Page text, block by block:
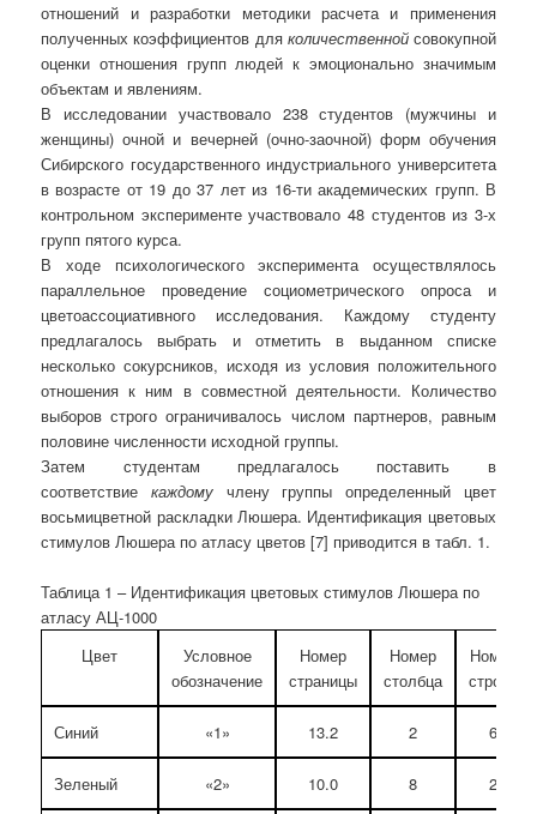
отношений и разработки методики расчета и применения
полученных коэффициентов для количественнойсовокупной
оценки отношения групп людей к эмоционально значимым
объектам и явлениям.
В исследовании участвовало 238 студентов (мужчины и
женщины) очной и вечерней (очно-заочной) форм обучения
Сибирского государственного индустриального университета
в возрасте от 19 до 37 лет из 16-ти академических групп. В
контрольном эксперименте участвовало 48 студентов из 3-х
групп пятого курса.
В ходе психологического эксперимента осуществлялось
параллельное проведение социометрического опроса и
цветоассоциативного исследования. Каждому студенту
предлагалось выбрать и отметить в выданном списке
несколько сокурсников, исходя из условия положительного
отношения к ним в совместной деятельности. Количество
выборов строго ограничивалось числом партнеров, равным
половине численности исходной группы.
Затем студентам предлагалось поставить в
соответствие каждомучлену группы определенный цвет
восьмицветной раскладки Люшера. Идентификация цветовых
стимулов Люшера по атласу цветов [7] приводится в табл. 1.
Таблица 1 – Идентификация цветовых стимулов Люшера по
атласу АЦ-1000
Цвет
Условное
обозначение
Номер
страницы
Номер
столбца
Номер
строки
Синий «1» 13.2 2 6
Зеленый «2» 10.0 8 2